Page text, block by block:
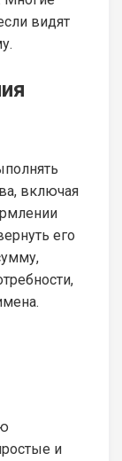
видят
включая
его
и